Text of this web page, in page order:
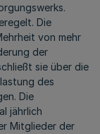
Die
von mehr
der
sie über die
des
Die
jährlich
Mitglieder der